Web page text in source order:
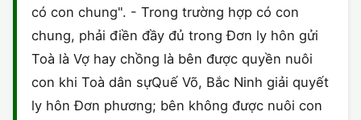
SỞ HỮU TRÍ TUỆ
THUẾ - BẢO HIỂM
HÌNH SỰ
HÔN NHÂN - GIA ĐÌNH
DOANH NGHIỆP
HỘ KINH DOANH
SỞ HỮU TRÍ TUỆ
MẪU HỢP ĐỒNG
MẪU KHÁC
VĂN BẢN TỐ TỤNG
có con chung". - Trong trường hợp có con
chung, phải điền đầy đủ trong Đơn ly hôn gửi
Toà là Vợ hay chồng là bên được quyền nuôi
con khi Toà dân sựQuế Võ, Bắc Ninh giải quyết
ly hôn Đơn phương; bên không được nuôi con